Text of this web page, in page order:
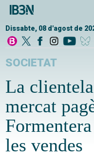
Dissabte, 08 d'agost de
SOCIETAT
La
mercat
les vendes